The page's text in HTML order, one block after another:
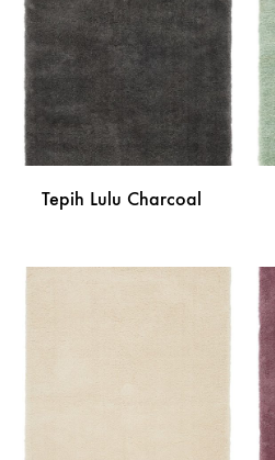
LISTU
ŽELJA
Tepih Lulu Charcoal
DODAJ